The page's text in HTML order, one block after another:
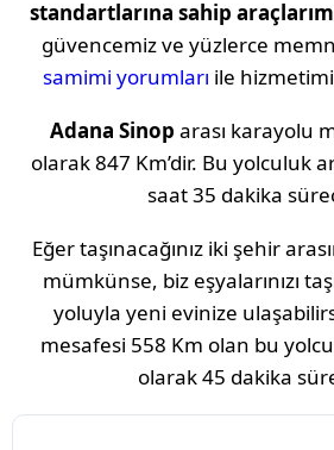
standartlarına sahip
güvencemiz ve yüzlerce
samimi yorumları ile
Adana Sinop arası karayolu
olarak847 Km’dir. Bu yolculuk
saat 35 dakika
Eğer taşınacağınız iki şehir
mümkünse, biz eşyalarınızı
yoluyla yeni evinize
mesafesi 558 Km olan bu
olarak45 dakika